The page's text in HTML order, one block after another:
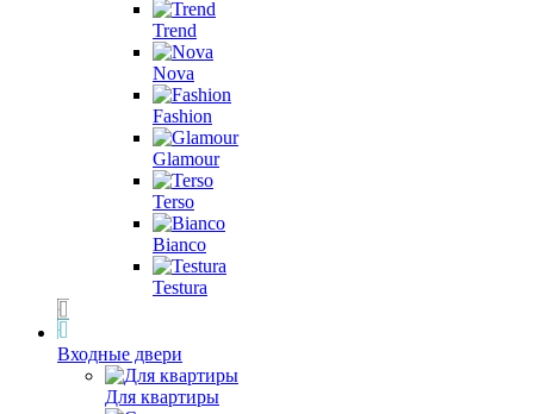
Trend
Nova
Fashion
Glamour
Terso
Bianco
Testura
Входные двери
Для квартиры